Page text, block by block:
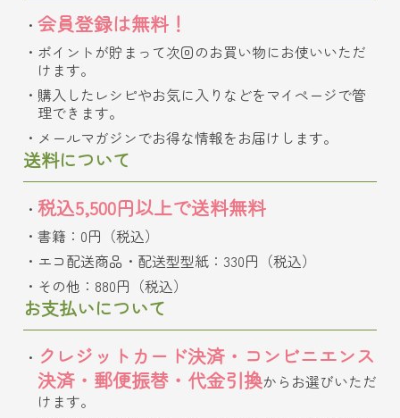
会員登録は無料！
ポイントが貯まって次回のお買い物にお使いいただ
けます。
購入したレシピやお気に入りなどをマイページで管
理できます。
メールマガジンでお得な情報をお届けします。
送料について
税込5,500円以上で送料無料
書籍：0円（税込）
エコ配送商品・配送型型紙：330円（税込）
その他：880円（税込）
お支払いについて
クレジットカード決済・コンビニエンス
決済・郵便振替・代金引換からお選びいただ
けます。